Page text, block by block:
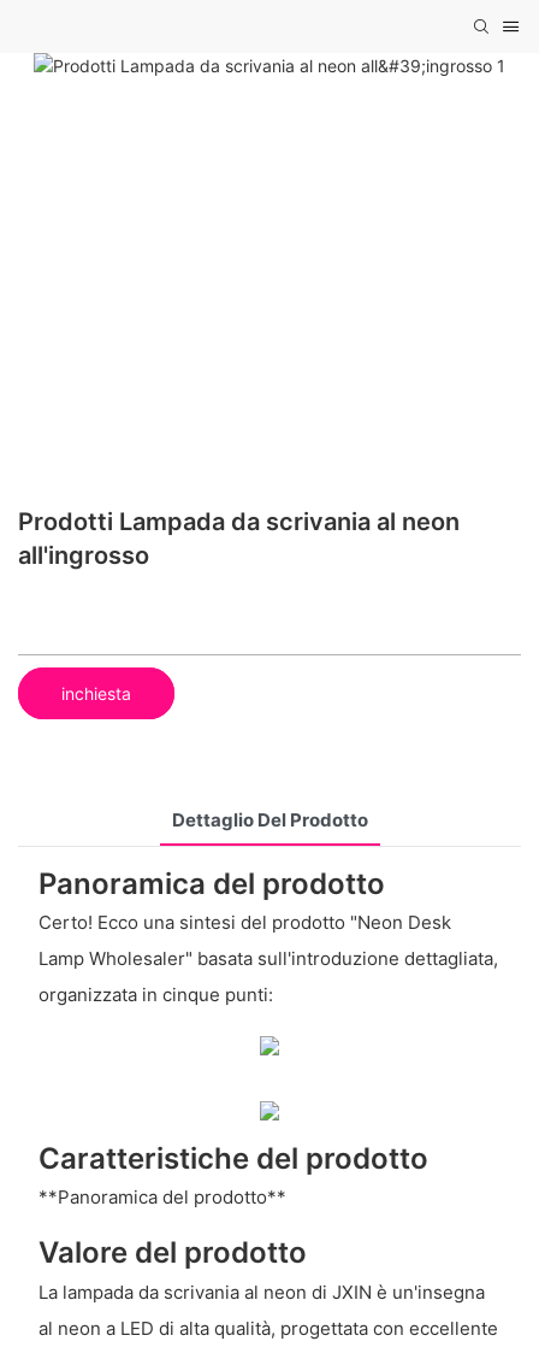
Prodotti Lampada da scrivania al neon
all'ingrosso
inchiesta
Dettaglio Del Prodotto
Panoramica del prodotto
Certo! Ecco una sintesi del prodotto "Neon Desk
Lamp Wholesaler" basata sull'introduzione dettagliata,
organizzata in cinque punti:
Caratteristiche del prodotto
**Panoramica del prodotto**
Valore del prodotto
La lampada da scrivania al neon di JXIN è un'insegna
al neon a LED di alta qualità, progettata con eccellente